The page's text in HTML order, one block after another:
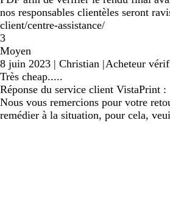
nos responsables clientèles seront
client/centre-assistance/
3
Moyen
8 juin 2023 | Christian |Acheteur
Très cheap.....
Réponse du service client VistaPrint :
Nous vous remercions pour votre
remédier à la situation, pour cela,